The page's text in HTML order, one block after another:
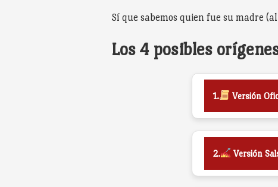
Sí que sabemos quien fue su madre
Los 4 posibles
1. Versión
2. Versión